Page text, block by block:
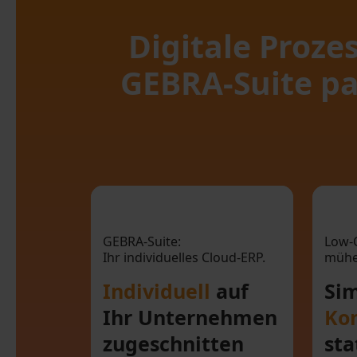
Digitale
GEBRA-Suite
GEBRA-Suite:
Ihr individuelles Cloud-ERP.
Individuell auf
Ihr Unternehmen
zugeschnitten
Unternehmen
zugeschnitten